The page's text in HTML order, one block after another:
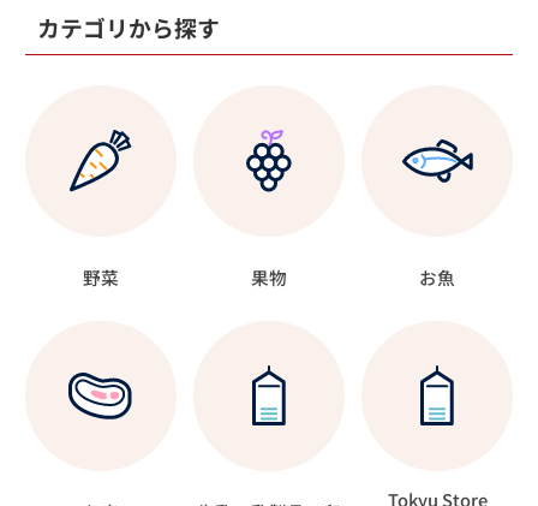
カテゴリから探す
野菜 果物 お魚
Tokyu Store